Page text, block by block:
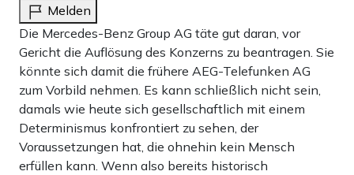
Melden
Die Mercedes-Benz Group AG täte gut daran, vor
Gericht die Auflösung des Konzerns zu beantragen. Sie
könnte sich damit die frühere AEG-Telefunken AG
zum Vorbild nehmen. Es kann schließlich nicht sein,
damals wie heute sich gesellschaftlich mit einem
Determinismus konfrontiert zu sehen, der
Voraussetzungen hat, die ohnehin kein Mensch
erfüllen kann. Wenn also bereits historisch